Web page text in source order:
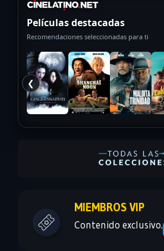
Películas destacadas
Recomendaciones seleccionadas para ti
❮
MIEMBROS VIP
Contenido exclusivo.